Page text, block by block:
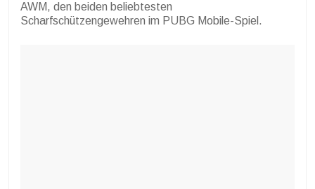
AWM, den beiden beliebtesten
Scharfschützengewehren im PUBG Mobile-Spiel.